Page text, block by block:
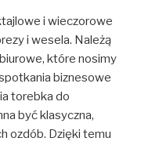
i wieczorowe
i wesela. Należą
które nosimy
biznesowe
torebka do
być klasyczna,
ozdób. Dzięki temu